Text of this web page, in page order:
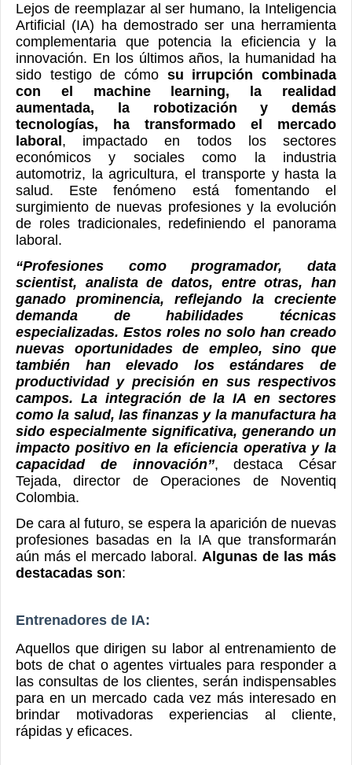
Lejos de reemplazar al ser humano, la Inteligencia
Artificial (IA) ha demostrado ser una herramienta
complementaria que potencia la eficiencia y la
innovación. En los últimos años, la humanidad ha
sido testigo de cómo su irrupción combinada
con el machine learning, la realidad
aumentada, la robotización y demás
tecnologías, ha transformado el mercado
laboral , impactado en todos los sectores
económicos y sociales como la industria
automotriz, la agricultura, el transporte y hasta la
salud. Este fenómeno está fomentando el
surgimiento de nuevas profesiones y la evolución
de roles tradicionales, redefiniendo el panorama
laboral.
“Profesiones como programador, data
scientist, analista de datos, entre otras, han
ganado prominencia, reflejando la creciente
demanda de habilidades técnicas
especializadas. Estos roles no solo han creado
nuevas oportunidades de empleo, sino que
también han elevado los estándares de
productividad y precisión en sus respectivos
campos. La integración de la IA en sectores
como la salud, las finanzas y la manufactura ha
sido especialmente significativa, generando un
impacto positivo en la eficiencia operativa y la
capacidad de innovación”, destaca César
Tejada, director de Operaciones de Noventiq
Colombia.
De cara al futuro, se espera la aparición de nuevas
profesiones basadas en la IA que transformarán
aún más el mercado laboral. Algunas de las más
destacadas son:
Entrenadores de IA:
Aquellos que dirigen su labor al entrenamiento de
bots de chat o agentes virtuales para responder a
las consultas de los clientes, serán indispensables
para en un mercado cada vez más interesado en
brindar motivadoras experiencias al cliente,
rápidas y eficaces.